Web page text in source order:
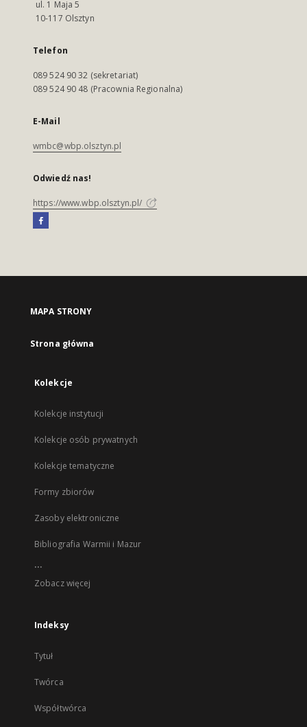
ul. 1 Maja 5
10-117 Olsztyn
Telefon
089 524 90 32 (sekretariat)
089 524 90 48 (Pracownia Regionalna)
E-Mail
wmbc@wbp.olsztyn.pl
Odwiedź nas!
https://www.wbp.olsztyn.pl/
MAPA STRONY
Strona główna
Kolekcje
Kolekcje instytucji
Kolekcje osób prywatnych
Kolekcje tematyczne
Formy zbiorów
Zasoby elektroniczne
Bibliografia Warmii i Mazur
...
Zobacz więcej
Indeksy
Tytuł
Twórca
Współtwórca